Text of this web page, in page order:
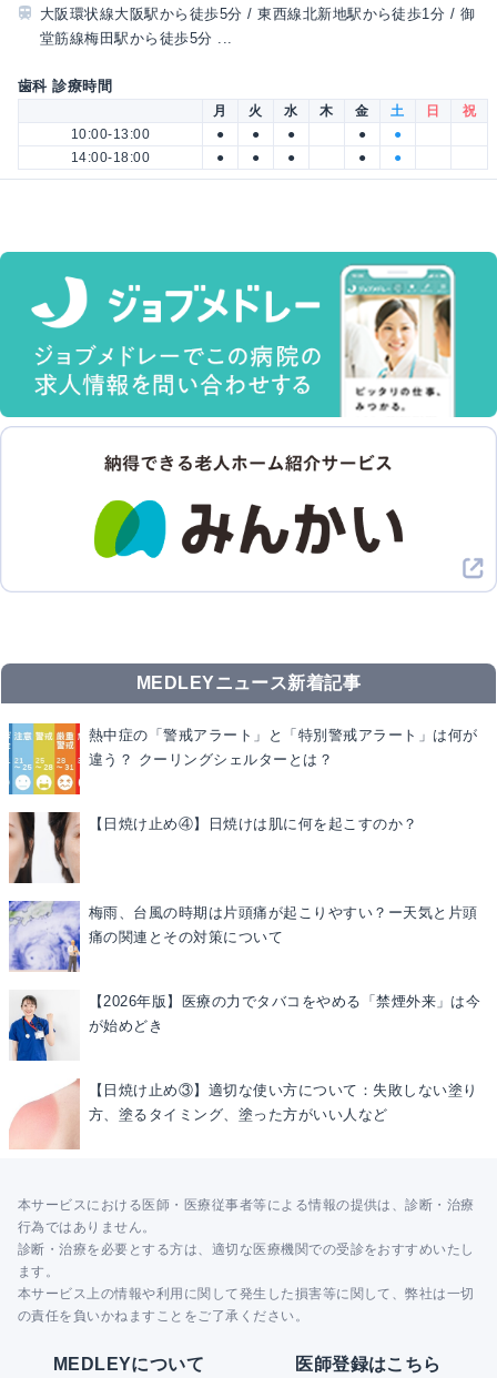
大阪環状線大阪駅から徒歩5分 / 東西線北新地駅から徒歩1分 / 御
堂筋線梅田駅から徒歩5分 ...
歯科 診療時間
月 火 水 木 金 土 日
祝
10:00-13:00
● ● ● ●
●
14:00-18:00
● ● ● ● ●
MEDLEYニュース新着記事
熱中症の「警戒アラート」と「特別警戒アラート」は何が
違う？ クーリングシェルターとは？
【日焼け止め④】日焼けは肌に何を起こすのか？
梅雨、台風の時期は片頭痛が起こりやすい？ー天気と片頭
痛の関連とその対策について
【2026年版】医療の力でタバコをやめる「禁煙外来」は今
が始めどき
【日焼け止め③】適切な使い方について：失敗しない塗り
方、塗るタイミング、塗った方がいい人など
本サービスにおける医師・医療従事者等による情報の提供は、診断・治療
行為ではありません。
診断・治療を必要とする方は、適切な医療機関での受診をおすすめいたし
ます。
本サービス上の情報や利用に関して発生した損害等に関して、弊社は一切
の責任を負いかねますことをご了承ください。
MEDLEYについて 医師登録はこちら